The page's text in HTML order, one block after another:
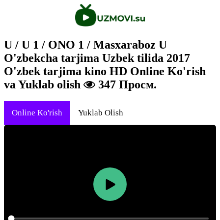
U / U 1 / ONO 1 / Masxaraboz U
O'zbekcha tarjima Uzbek tilida 2017
O'zbek tarjima kino HD Online Ko'rish
va Yuklab olish
347 Просм.
Online Ko'rish Yuklab Olish